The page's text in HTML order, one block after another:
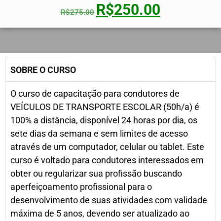
R$275.00 R$250.00
SOBRE O CURSO
O curso de capacitação para condutores de
VEÍCULOS DE TRANSPORTE ESCOLAR (50h/a) é
100% a distância, disponível 24 horas por dia, os
sete dias da semana e sem limites de acesso
através de um computador, celular ou tablet. Este
curso é voltado para condutores interessados em
obter ou regularizar sua profissão buscando
aperfeiçoamento profissional para o
desenvolvimento de suas atividades com validade
máxima de 5 anos, devendo ser atualizado ao